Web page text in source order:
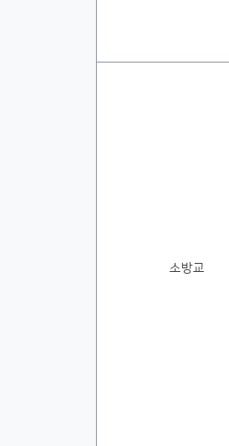
소방교